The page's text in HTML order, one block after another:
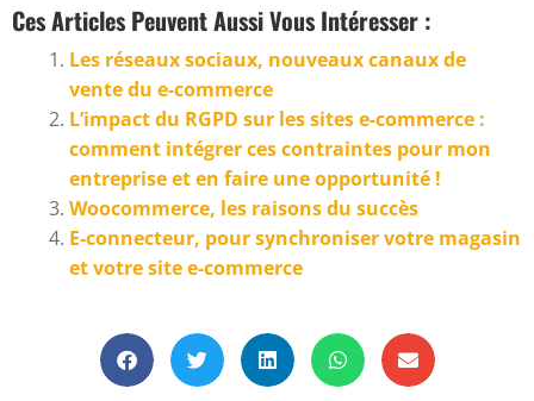
Ces Articles Peuvent Aussi Vous Intéresser :
Les réseaux sociaux, nouveaux canaux de
vente du e-commerce
L’impact du RGPD sur les sites e-commerce :
comment intégrer ces contraintes pour mon
entreprise et en faire une opportunité !
Woocommerce, les raisons du succès
E-connecteur, pour synchroniser votre magasin
et votre site e-commerce